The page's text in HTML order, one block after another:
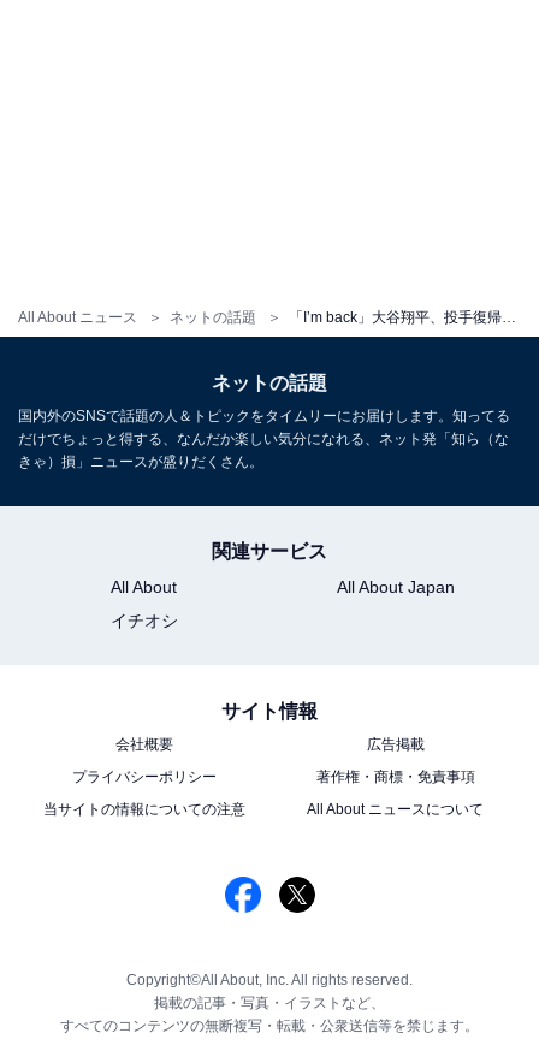
All About ニュース ネットの話題 「I’m back」大谷翔平、投手復帰を報告！ 「やっぱり野球は最高だね」「最高にカッコよかった」「感動」
ネットの話題
国内外のSNSで話題の人＆トピックをタイムリーにお届けします。知ってる
だけでちょっと得する、なんだか楽しい気分になれる、ネット発「知ら（な
きゃ）損」ニュースが盛りだくさん。
関連サービス
All About
All About Japan
イチオシ
サイト情報
会社概要
広告掲載
プライバシーポリシー
著作権・商標・免責事項
当サイトの情報についての注意
All About ニュースについて
Copyright©All About, Inc. All rights reserved.
掲載の記事・写真・イラストなど、
すべてのコンテンツの無断複写・転載・公衆送信等を禁じます。